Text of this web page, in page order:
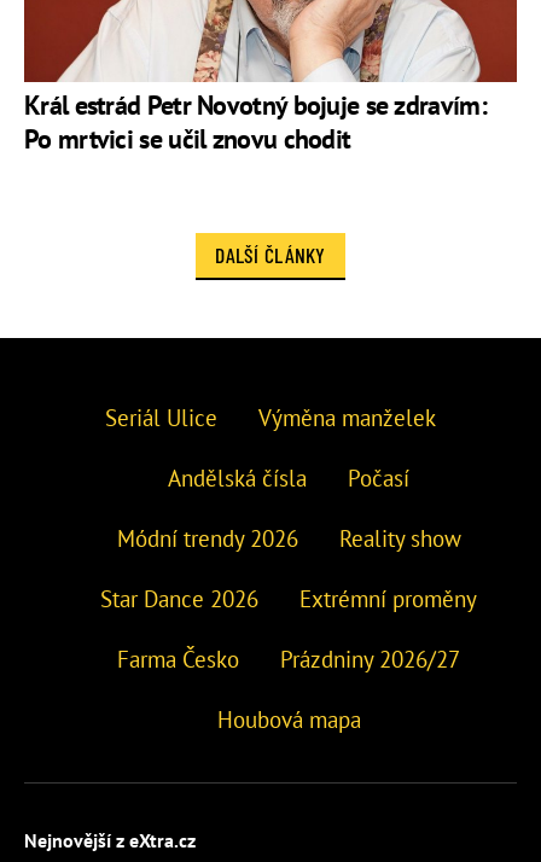
Král estrád Petr Novotný bojuje se zdravím:
Po mrtvici se učil znovu chodit
DALŠÍ ČLÁNKY
Seriál Ulice Výměna manželek
Andělská čísla Počasí
Módní trendy 2026 Reality show
Star Dance 2026 Extrémní proměny
Farma Česko Prázdniny 2026/27
Houbová mapa
Nejnovější z eXtra.cz